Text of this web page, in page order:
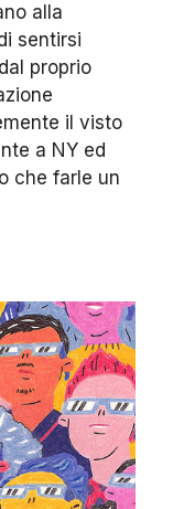
alla
sentirsi
proprio
il visto
a NY ed
che farle un